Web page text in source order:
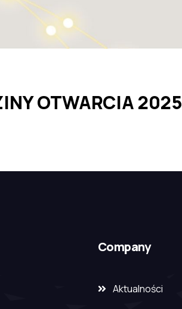
OTWARCIA 2025
Company
Aktualności